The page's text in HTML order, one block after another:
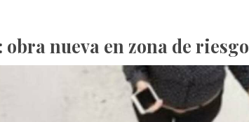
nueva en zona de riesgo